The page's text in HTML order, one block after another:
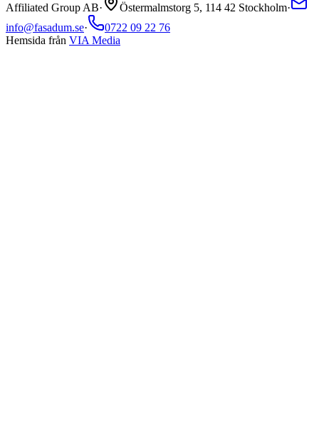
Affiliated Group AB· Östermalmstorg 5, 114 42 Stockholm·
info@fasadum.se·
0722 09 22 76
Hemsida från VIA Media